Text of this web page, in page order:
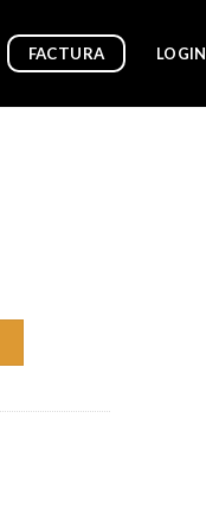
FACTURA LOGIN